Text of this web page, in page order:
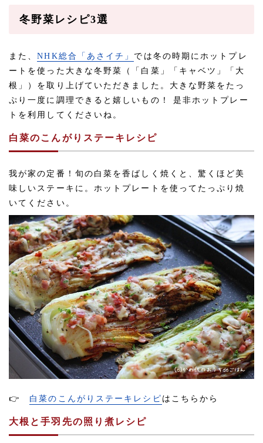
冬野菜レシピ3選
また、NHK総合「あさイチ」 では冬の時期にホットプレ
ートを使った大きな冬野菜（「白菜」「キャベツ」「大
根」）を取り上げていただきました。大きな野菜をたっ
ぷり一度に調理できると嬉しいもの！ 是非ホットプレー
トを利用してくださいね。
白菜のこんがりステーキレシピ
我が家の定番！旬の白菜を香ばしく焼くと、驚くほど美
味しいステーキに。ホットプレートを使ってたっぷり焼
いてください。
👉 白菜のこんがりステーキレシピ はこちらから
大根と手羽先の照り煮レシピ